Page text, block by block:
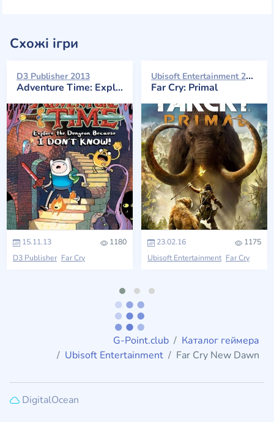
Схожі ігри
D3 Publisher 2013
Adventure Time: Explore the Dungeon Because I Don't Know!
15.11.13
1180
D3 Publisher Far Cry
Ubisoft Entertainment 2016
Far Cry: Primal
23.02.16
1175
Ubisoft Entertainment Far Cry
G-Point.club
Каталог геймера
Ubisoft Entertainment
Far Cry New Dawn
DigitalOcean